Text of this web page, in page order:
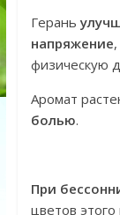
Герань
напряжение
физическую
Аромат
болью.
При
цветов этого